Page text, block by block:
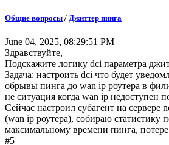
Общие вопросы / Джиттер пинга
June 04, 2025, 08:29:51 PM
Здравствуйте,
Подскажите логику dci параметра
Задача: настроить dci что будет
обрывы пинга до wan ip роутера в
не ситуация когда wan ip недоступен
Сейчас настроил субагент на сервере
(wan ip роутера), собираю статистику
максимальному времени пинга, потере
#5